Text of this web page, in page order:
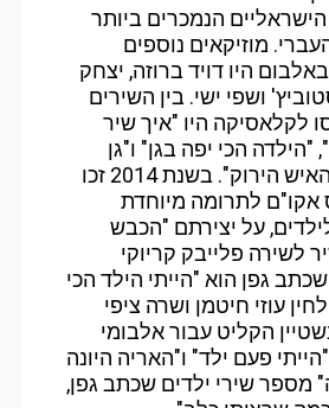
הנמכרים ביותר
מוזיקאים נוספים
היו דויד ברוזה, יצחק
ושפי ישי. בין השירים
לקלאסיקה היו "איך שיר
"הילדה הכי יפה בגן" ו"גן
סגור" והסיפור "האיש הירוק". בשנת 2014 זכו
אקו"ם לתרומה מיוחדת
על יצירתם "הכבש
לשירה פלייבק קריוקי
גפן הוא "הייתי הילד הכי
עוזי חיטמן ושרה ציפי
הקליט עבור אלבומי
פעם ילד" ו"האריה היונה
מספר שירי ילדים שכתב גפן,